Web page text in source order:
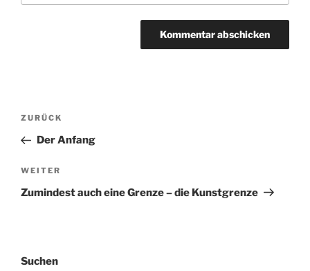
Beitragsnavigation
Vorheriger
Beitrag
ZURÜCK
Der Anfang
Nächster
Beitrag
WEITER
Zumindest auch eine Grenze – die Kunstgrenze
Suchen